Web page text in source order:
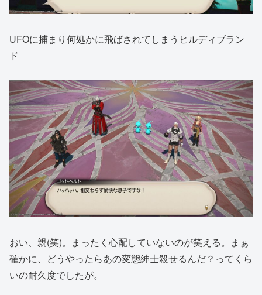
UFOに捕まり何処かに飛ばされてしまうヒルディブラン
ド
おい、親(笑)。まったく心配していないのが笑える。まぁ
確かに、どうやったらあの変態紳士殺せるんだ？ってくら
いの耐久度でしたが。